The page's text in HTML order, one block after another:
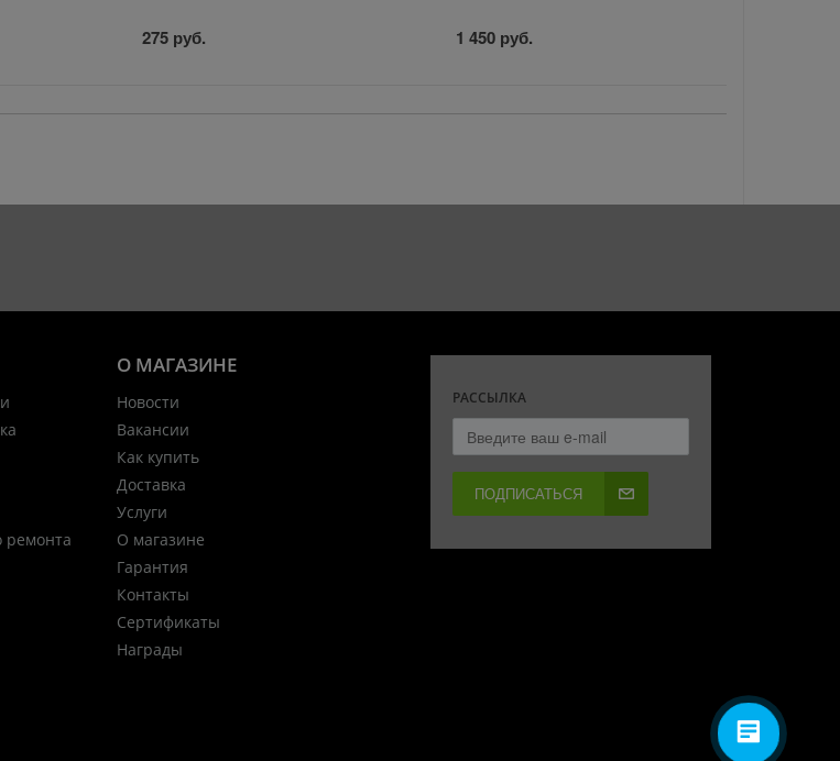
275 руб. 1 450 руб.
О МАГАЗИНЕ
Новости
Вакансии
Как купить
Доставка
Услуги
О магазине
Гарантия
Контакты
Сертификаты
Награды
ремонта
РАССЫЛКА
ПОДПИСАТЬСЯ